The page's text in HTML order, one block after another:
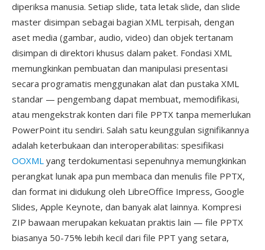
diperiksa manusia. Setiap slide, tata letak slide, dan slide
master disimpan sebagai bagian XML terpisah, dengan
aset media (gambar, audio, video) dan objek tertanam
disimpan di direktori khusus dalam paket. Fondasi XML
memungkinkan pembuatan dan manipulasi presentasi
secara programatis menggunakan alat dan pustaka XML
standar — pengembang dapat membuat, memodifikasi,
atau mengekstrak konten dari file PPTX tanpa memerlukan
PowerPoint itu sendiri. Salah satu keunggulan signifikannya
adalah keterbukaan dan interoperabilitas: spesifikasi
OOXML yang terdokumentasi sepenuhnya memungkinkan
perangkat lunak apa pun membaca dan menulis file PPTX,
dan format ini didukung oleh LibreOffice Impress, Google
Slides, Apple Keynote, dan banyak alat lainnya. Kompresi
ZIP bawaan merupakan kekuatan praktis lain — file PPTX
biasanya 50-75% lebih kecil dari file PPT yang setara,